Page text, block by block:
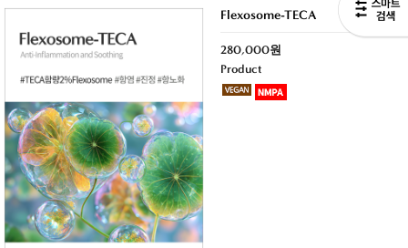
Flexosome-TECA
280,000원
Product